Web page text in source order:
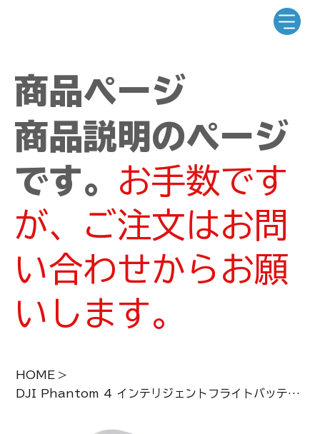
商品ページ
商品説明のページ
です。 お手数です
が、ご注文はお問
い合わせからお願
いします。
HOME >
DJI Phantom 4 インテリジェントフライトバッテリー 5870mAh